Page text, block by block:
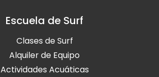
Escuela de Surf
Clases de Surf
Alquiler de Equipo
Actividades Acuáticas